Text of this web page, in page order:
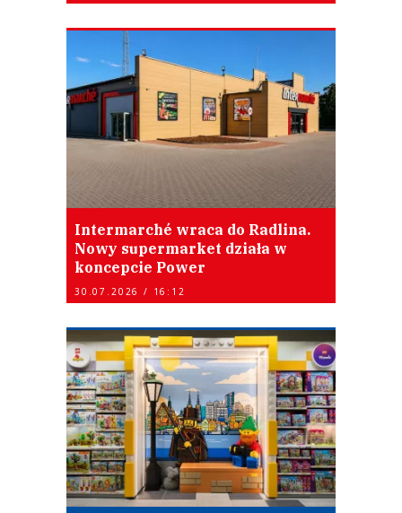
Intermarché wraca do Radlina.
Nowy supermarket działa w
koncepcie Power
30.07.2026 / 16:12